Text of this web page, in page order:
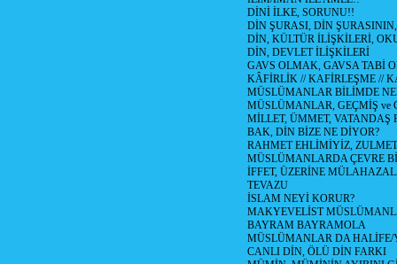
DİNİ İLKE, SORUNU!!
DİN ŞURASI, DİN
DİN, KÜLTÜR İLİŞKİLERİ,
DİN, DEVLET İLİŞKİLERİ
GAVS OLMAK, GAVSA TABİ
KÂFİRLİK // KAFİRLEŞME //
MÜSLÜMANLAR BİLİMDE
MÜSLÜMANLAR, GEÇMİŞ ve
MİLLET, ÜMMET, VATANDAŞ
BAK, DİN BİZE NE DİYOR?
RAHMET EHLİMİYİZ,
MÜSLÜMANLARDA ÇEVRE
İFFET, ÜZERİNE
TEVAZU
İSLAM NEYİ KORUR?
MAKYEVELİST
BAYRAM BAYRAMOLA
MÜSLÜMANLAR DA HALİFE/
CANLI DİN, ÖLÜ DİN FARKI